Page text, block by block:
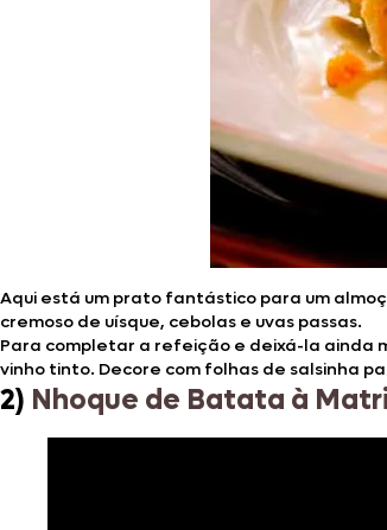
Aqui está um prato fantástico para um
cremoso de uísque, cebolas e uvas passas.
Para completar a refeição e deixá-la ainda
vinho tinto. Decore com folhas de salsinha
2) Nhoque de Batata à